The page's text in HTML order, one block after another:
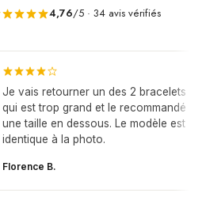
4,76/5 · 34 avis vérifiés
Je vais retourner un des 2 bracelets
qui est trop grand et le recommandé
une taille en dessous. Le modèle est
identique à la photo.
Florence B.